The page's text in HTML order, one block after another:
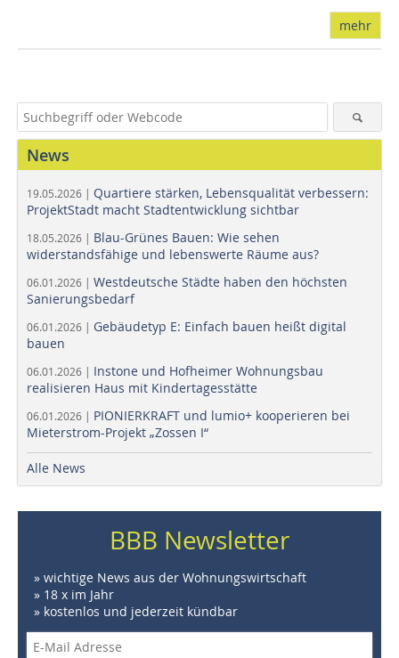
mehr
News
19.05.2026 | Quartiere stärken, Lebensqualität verbessern:
ProjektStadt macht Stadtentwicklung sichtbar
18.05.2026 | Blau-Grünes Bauen: Wie sehen
widerstandsfähige und lebenswerte Räume aus?
06.01.2026 | Westdeutsche Städte haben den höchsten
Sanierungsbedarf
06.01.2026 | Gebäudetyp E: Einfach bauen heißt digital
bauen
06.01.2026 | Instone und Hofheimer Wohnungsbau
realisieren Haus mit Kindertagesstätte
06.01.2026 | PIONIERKRAFT und lumio+ kooperieren bei
Mieterstrom-Projekt „Zossen I“
Alle News
BBB Newsletter
» wichtige News aus der Wohnungswirtschaft
» 18 x im Jahr
» kostenlos und jederzeit kündbar